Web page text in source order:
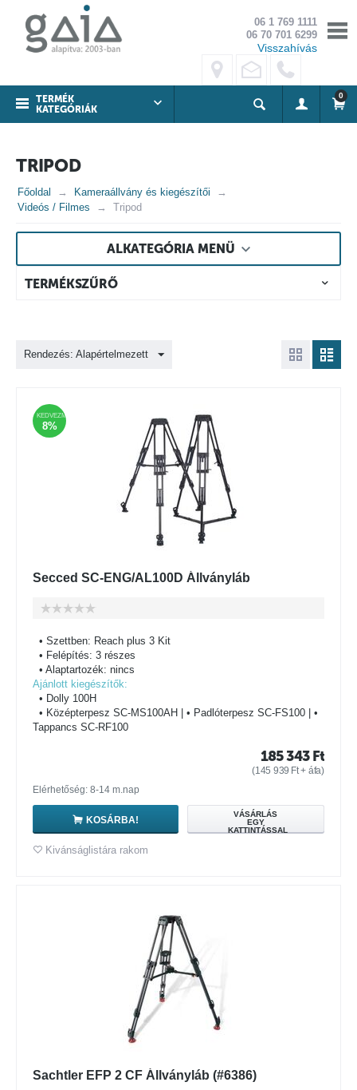
06 1 769 1111
06 70 701 6299
Visszahívás
TERMÉK
KATEGÓRIÁK
0
TRIPOD
Főoldal
Kameraállvány és kiegészítői
Videós / Filmes
Tripod
ALKATEGÓRIA MENÜ
TERMÉKSZŰRŐ
Rendezés: Alapértelmezett
KEDVEZMÉNY
8%
Secced SC-ENG/AL100D Állványláb
• Szettben: Reach plus 3 Kit
• Felépítés: 3 részes
• Alaptartozék: nincs
Ajánlott kiegészítők:
• Dolly 100H
• Középterpesz SC-MS100AH | • Padlóterpesz SC-FS100 | •
Tappancs SC-RF100
185 343 Ft
(145 939 Ft+ áfa)
Elérhetőség: 8-14 m.nap
KOSÁRBA!
VÁSÁRLÁS
EGY
KATTINTÁSSAL
Kivánságlistára rakom
Sachtler EFP 2 CF Állványláb (#6386)